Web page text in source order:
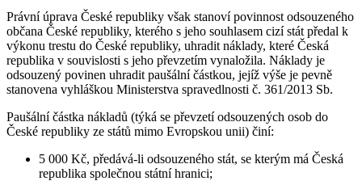
Právní úprava České republiky však stanoví povinnost odsouzeného
občana České republiky, kterého s jeho souhlasem cizí stát předal k
výkonu trestu do České republiky, uhradit náklady, které Česká
republika v souvislosti s jeho převzetím vynaložila. Náklady je
odsouzený povinen uhradit paušální částkou, jejíž výše je pevně
stanovena vyhláškou Ministerstva spravedlnosti č. 361/2013 Sb.
Paušální částka nákladů (týká se převzetí odsouzených osob do
České republiky ze států mimo Evropskou unii) činí:
5 000 Kč, předává-li odsouzeného stát, se kterým má Česká
republika společnou státní hranici;